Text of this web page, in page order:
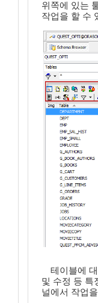
위쪽에 있는
작업을 할 수
테이블에
및 수정 등 특
널에서 작업